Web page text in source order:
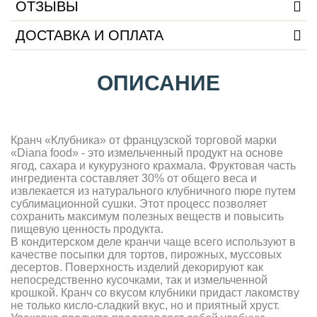
ОТЗЫВЫ
ДОСТАВКА И ОПЛАТА
ОПИСАНИЕ
Кранч «Клубника» от французской торговой марки
«Diana food» - это измельченный продукт на основе
ягод, сахара и кукурузного крахмала. Фруктовая часть
ингредиента составляет 30% от общего веса и
извлекается из натурального клубничного пюре путем
сублимационной сушки. Этот процесс позволяет
сохранить максимум полезных веществ и повысить
пищевую ценность продукта.
В кондитерском деле кранчи чаще всего используют в
качестве посыпки для тортов, пирожных, муссовых
десертов. Поверхность изделий декорируют как
непосредственно кусочками, так и измельченной
крошкой. Кранч со вкусом клубники придаст лакомству
не только кисло-сладкий вкус, но и приятный хруст.